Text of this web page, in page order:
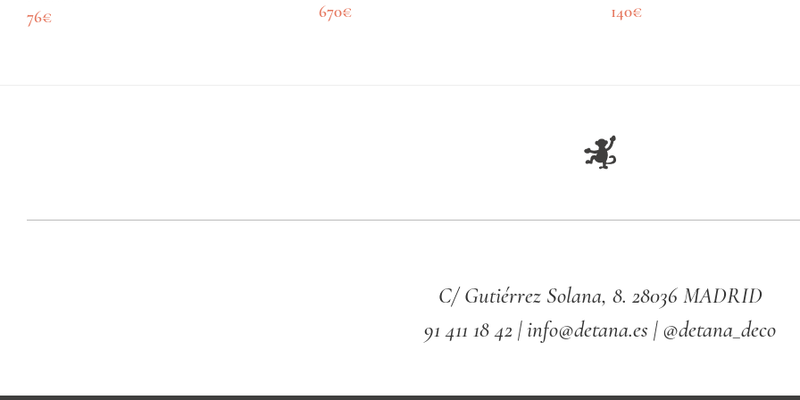
76€ 670€ 140€
C/ Gutiérrez Solana, 8. 28036 MADRID
91 411 18 42 | info@detana.es | @detana_deco